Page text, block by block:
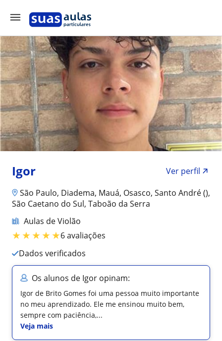
Igor
Ver perfil
São Paulo, Diadema, Mauá, Osasco, Santo André (),
São Caetano do Sul, Taboão da Serra
Aulas de Violão
★★★★★6 avaliações
Dados verificados
Os alunos de Igor opinam:
Igor de Brito Gomes foi uma pessoa muito importante
no meu aprendizado. Ele me ensinou muito bem,
sempre com paciência,...
Veja mais